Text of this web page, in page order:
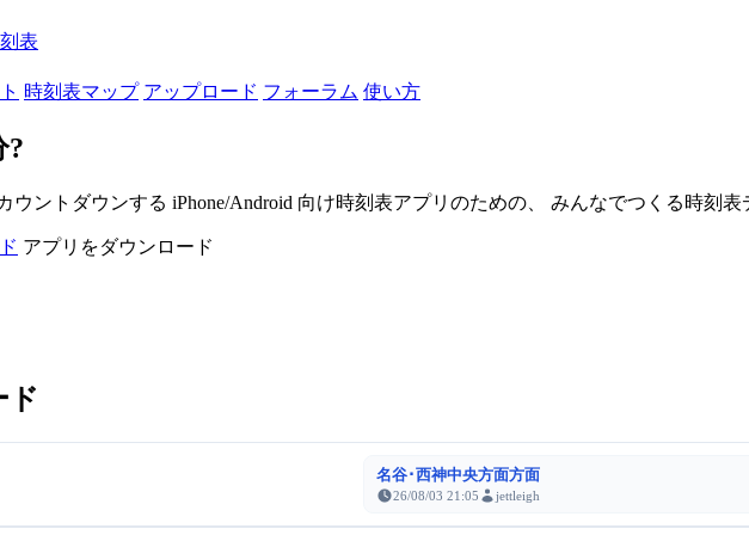
表
時刻表マップ アップロード フォーラム 使い方
?
ントダウンする iPhone/Android 向け時刻表アプリのための、 みんなでつくる時刻表
アプリをダウンロード
ド
名谷･西神中央方面方面
26/08/03 21:05 jettleigh